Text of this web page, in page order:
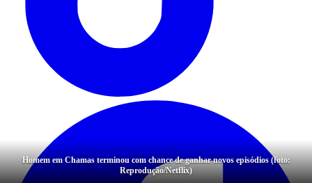
Homem em Chamas terminou com chance de ganhar novos episódios (foto:
Reprodução/Netflix)